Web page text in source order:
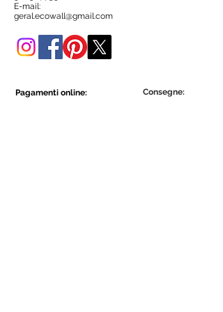
negozio online.
E-mail:
geral.ecowall@gmail.com
Pagamenti online: Consegne: